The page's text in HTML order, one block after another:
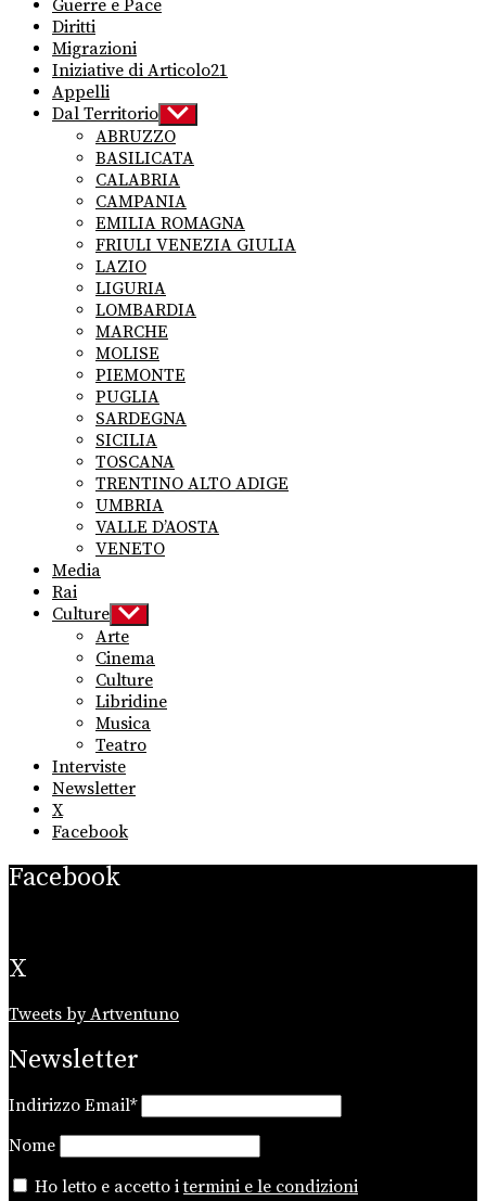
Guerre e Pace
Diritti
Migrazioni
Iniziative di Articolo21
Appelli
Dal Territorio Show
sub
menu
ABRUZZO
BASILICATA
CALABRIA
CAMPANIA
EMILIA ROMAGNA
FRIULI VENEZIA GIULIA
LAZIO
LIGURIA
LOMBARDIA
MARCHE
MOLISE
PIEMONTE
PUGLIA
SARDEGNA
SICILIA
TOSCANA
TRENTINO ALTO ADIGE
UMBRIA
VALLE D’AOSTA
VENETO
Media
Rai
Culture Show
sub
menu
Arte
Cinema
Culture
Libridine
Musica
Teatro
Interviste
Newsletter
X
Facebook
Facebook
X
Tweets by Artventuno
Newsletter
Indirizzo Email*
Nome
Ho letto e accetto itermini e le condizioni